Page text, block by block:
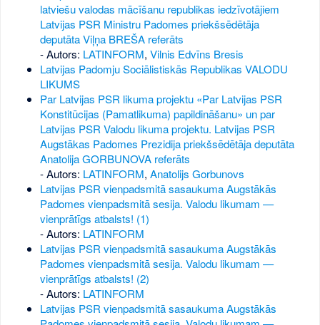
latviešu valodas mācīšanu republikas iedzīvotājiem
Latvijas PSR Ministru Padomes priekšsēdētāja
deputāta Viļņa BREŠA referāts
- Autors: LATINFORM, Vilnis Edvīns Bresis
Latvijas Padomju Sociālistiskās Republikas VALODU
LIKUMS
Par Latvijas PSR likuma projektu «Par Latvijas PSR
Konstitūcijas (Pamatlikuma) papildināšanu» un par
Latvijas PSR Valodu likuma projektu. Latvijas PSR
Augstākas Padomes Prezidija priekšsēdētāja deputāta
Anatolija GORBUNOVA referāts
- Autors: LATINFORM, Anatolijs Gorbunovs
Latvijas PSR vienpadsmitā sasaukuma Augstākās
Padomes vienpadsmitā sesija. Valodu likumam —
vienprātīgs atbalsts! (1)
- Autors: LATINFORM
Latvijas PSR vienpadsmitā sasaukuma Augstākās
Padomes vienpadsmitā sesija. Valodu likumam —
vienprātīgs atbalsts! (2)
- Autors: LATINFORM
Latvijas PSR vienpadsmitā sasaukuma Augstākās